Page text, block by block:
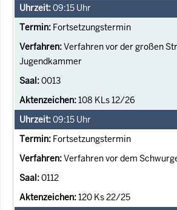
09:15 Uhr
Fortsetzungstermin
Verfahren vor der großen
Jugendkammer
0013
108 KLs 12/26
09:15 Uhr
Fortsetzungstermin
Verfahren vor dem
0112
120 Ks 22/25